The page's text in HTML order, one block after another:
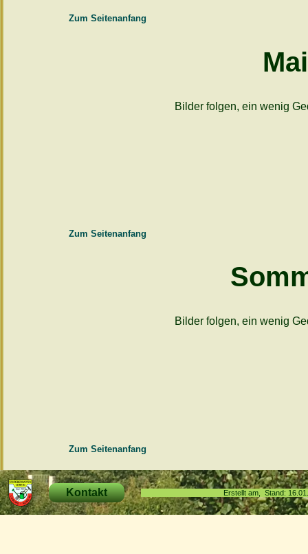
Zum Seitenanfang
Bilder folgen, ein wenig
Zum Seitenanfang
Bilder folgen, ein wenig
Zum Seitenanfang
Kontakt Erstellt am, Stand: